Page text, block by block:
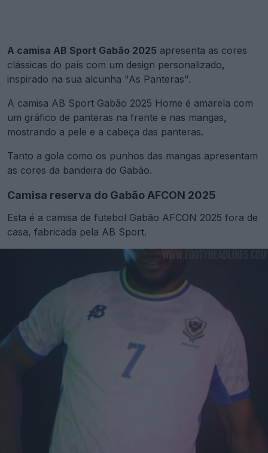
A camisa AB Sport Gabão 2025 apresenta as cores
clássicas do país com um design personalizado,
inspirado na sua alcunha "As Panteras".
A camisa AB Sport Gabão 2025 Home é amarela com
um gráfico de panteras na frente e nas mangas,
mostrando a pele e a cabeça das panteras.
Tanto a gola como os punhos das mangas apresentam
as cores da bandeira do Gabão.
Camisa reserva do Gabão AFCON 2025
Esta é a camisa de futebol Gabão AFCON 2025 fora de
casa, fabricada pela AB Sport.